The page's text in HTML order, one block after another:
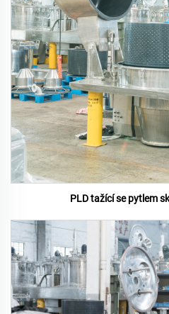
PLD tažící se pytlem